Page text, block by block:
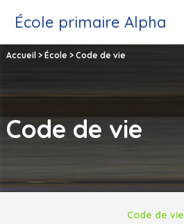
École primaire Alpha
Accueil> École > Code de vie
Code de vie
Code de vie